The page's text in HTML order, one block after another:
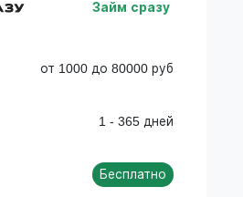
Займ сразу
от 1000 до 80000 руб
1 - 365 дней
Бесплатно